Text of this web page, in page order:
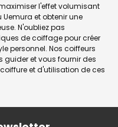
l'effet volumisant
Uemura et obtenir une
N'oubliez pas
de coiffage pour créer
personnel. Nos coiffeurs
et vous fournir des
et d'utilisation de ces